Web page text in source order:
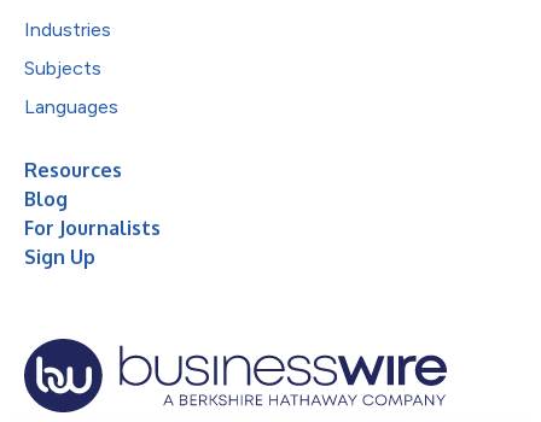
Industries
Subjects
Languages
Resources
Blog
For Journalists
Sign Up